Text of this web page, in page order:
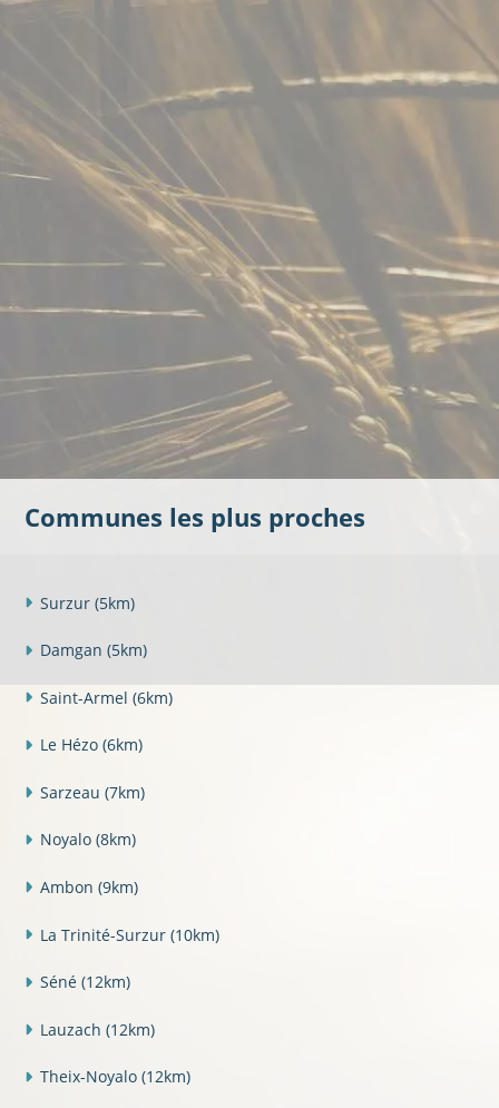
Communes les plus proches
Surzur (5km)
Damgan (5km)
Saint-Armel (6km)
Le Hézo (6km)
Sarzeau (7km)
Noyalo (8km)
Ambon (9km)
La Trinité-Surzur (10km)
Séné (12km)
Lauzach (12km)
Theix-Noyalo (12km)